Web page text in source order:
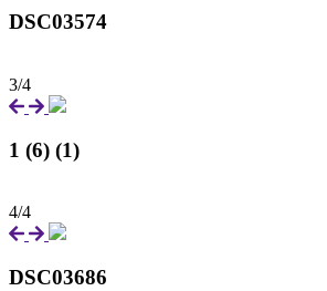
DSC03574
3/4
1 (6) (1)
4/4
DSC03686